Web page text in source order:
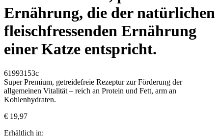
Ernährung, die der natürlichen
fleischfressenden Ernährung
einer Katze entspricht.
61993153c
Super Premium, getreidefreie Rezeptur zur Förderung der
allgemeinen Vitalität – reich an Protein und Fett, arm an
Kohlenhydraten.
€ 19,97
Erhältlich in: